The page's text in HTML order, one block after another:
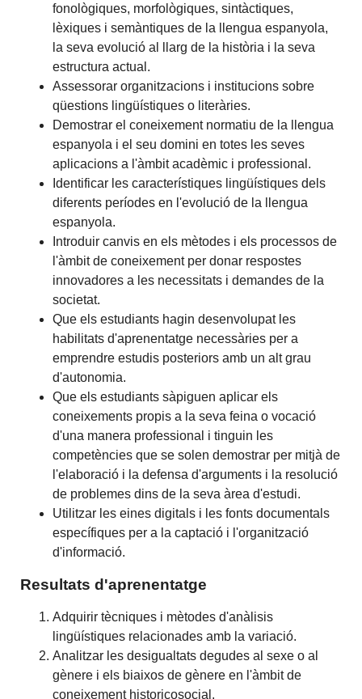
fonològiques, morfològiques, sintàctiques,
lèxiques i semàntiques de la llengua espanyola,
la seva evolució al llarg de la història i la seva
estructura actual.
Assessorar organitzacions i institucions sobre
qüestions lingüístiques o literàries.
Demostrar el coneixement normatiu de la llengua
espanyola i el seu domini en totes les seves
aplicacions a l'àmbit acadèmic i professional.
Identificar les característiques lingüístiques dels
diferents períodes en l'evolució de la llengua
espanyola.
Introduir canvis en els mètodes i els processos de
l'àmbit de coneixement per donar respostes
innovadores a les necessitats i demandes de la
societat.
Que els estudiants hagin desenvolupat les
habilitats d'aprenentatge necessàries per a
emprendre estudis posteriors amb un alt grau
d'autonomia.
Que els estudiants sàpiguen aplicar els
coneixements propis a la seva feina o vocació
d'una manera professional i tinguin les
competències que se solen demostrar per mitjà de
l'elaboració i la defensa d'arguments i la resolució
de problemes dins de la seva àrea d'estudi.
Utilitzar les eines digitals i les fonts documentals
específiques per a la captació i l'organització
d'informació.
Resultats d'aprenentatge
Adquirir tècniques i mètodes d'anàlisis
lingüístiques relacionades amb la variació.
Analitzar les desigualtats degudes al sexe o al
gènere i els biaixos de gènere en l'àmbit de
coneixement historicosocial.